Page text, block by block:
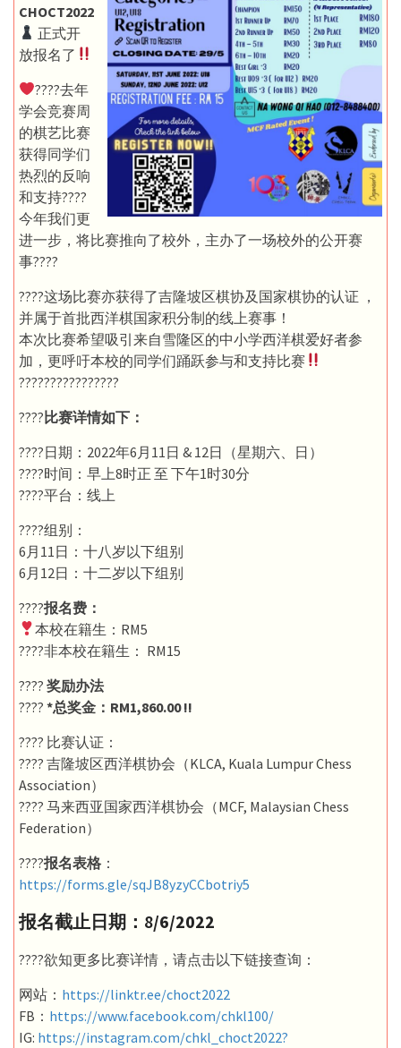
CHOCT2022
正式开
放报名了
‍????去年
学会竞赛周
的棋艺比赛
获得同学们
热烈的反响
和支持????
今年我们更
进一步，将比赛推向了校外，主办了一场校外的公开赛
事????
????这场比赛亦获得了吉隆坡区棋协及国家棋协的认证 ，
并属于首批西洋棋国家积分制的线上赛事！
本次比赛希望吸引来自雪隆区的中小学西洋棋爱好者参
加，更呼吁本校的同学们踊跃参与和支持比赛
????????????????
????比赛详情如下：
????日期：2022年6月11日 & 12日（星期六、日）
????时间：早上8时正 至 下午1时30分
????平台：线上
????组别：
6月11日：十八岁以下组别
6月12日：十二岁以下组别
????报名费：
本校在籍生：RM5
????非本校在籍生： RM15
???? 奖励办法
???? *总奖金：RM1,860.00 !!
???? 比赛认证：
???? 吉隆坡区西洋棋协会（KLCA, Kuala Lumpur Chess
Association）
???? 马来西亚国家西洋棋协会（MCF, Malaysian Chess
Federation）
????报名表格 ：
https://forms.gle/sqJB8yzyCCbotriy5
报名截止日期：8/6/2022
????欲知更多比赛详情，请点击以下链接查询：
网站： https://linktr.ee/choct2022
FB： https://www.facebook.com/chkl100/
IG: https://instagram.com/chkl_choct2022?